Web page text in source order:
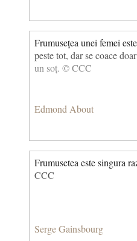
Frumusețea unei femei
peste tot, dar se coace
un soț. © CCC
Edmond About
Frumusetea este singura
CCC
Serge Gainsbourg